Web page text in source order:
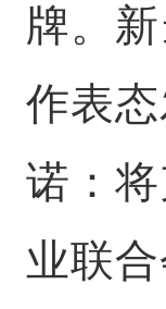
牌。
作表
诺：
业联